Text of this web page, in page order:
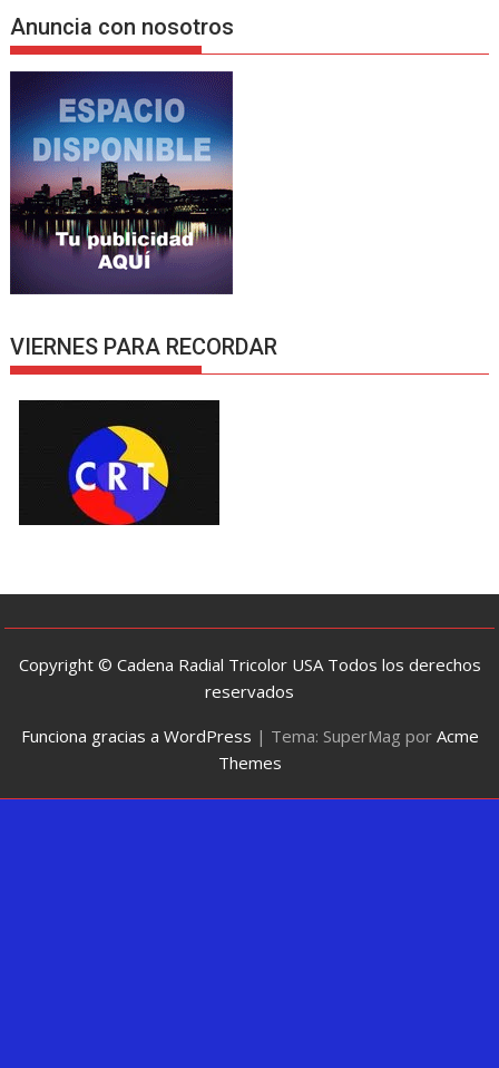
Anuncia con nosotros
VIERNES PARA RECORDAR
Copyright © Cadena Radial Tricolor USA Todos los derechos
reservados
Funciona gracias a WordPress | Tema: SuperMag por Acme
Themes